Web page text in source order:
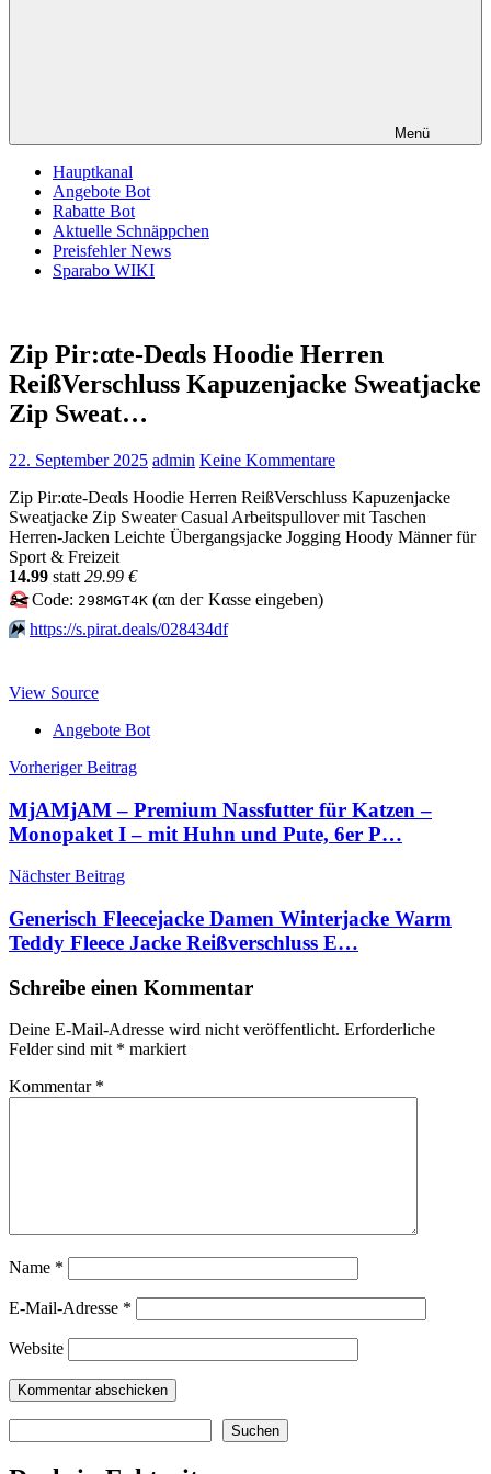
Menü
Hauptkanal
Angebote Bot
Rabatte Bot
Aktuelle Schnäppchen
Preisfehler News
Sparabo WIKI
Zip Pir:αtе-Dеαls Hoodie Herren
ReißVerschluss Kapuzenjacke Sweatjacke
Zip Sweat…
22. September 2025 admin Keine Kommentare
Zip Pir:αtе-Dеαls Hoodie Herren ReißVerschluss Kapuzenjacke
Sweatjacke Zip Sweater Casual Arbeitspullover mit Taschen
Herren-Jacken Leichte Übergangsjacke Jogging Hoody Männer für
Sport & Freizeit
14.99 statt 29.99 €
✂️Code: 298MGT4K (αn dег Kαssе еingеbеn)
⏩️ https://s.pirat.deals/028434df
View Source
Angebote Bot
Beitragsnavigation
Vorheriger Beitrag
MjAMjAM – Premium Nassfutter für Katzen –
Monopaket I – mit Huhn und Pute, 6er P…
Nächster Beitrag
Generisch Fleecejacke Damen Winterjacke Warm
Teddy Fleece Jacke Reißverschluss E…
Schreibe einen Kommentar
Deine E-Mail-Adresse wird nicht veröffentlicht. Erforderliche
Felder sind mit * markiert
Kommentar *
Name *
E-Mail-Adresse *
Website
Suchen